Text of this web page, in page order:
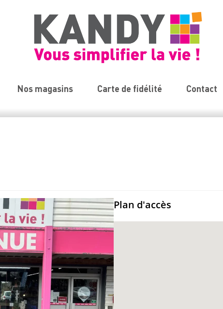
Nos magasins Carte de fidélité Contact
Plan d'accès